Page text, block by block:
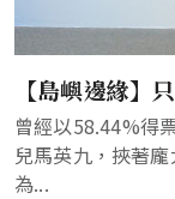
【島嶼邊緣】
曾經以58.44%得
兒馬英九，挾著
為...